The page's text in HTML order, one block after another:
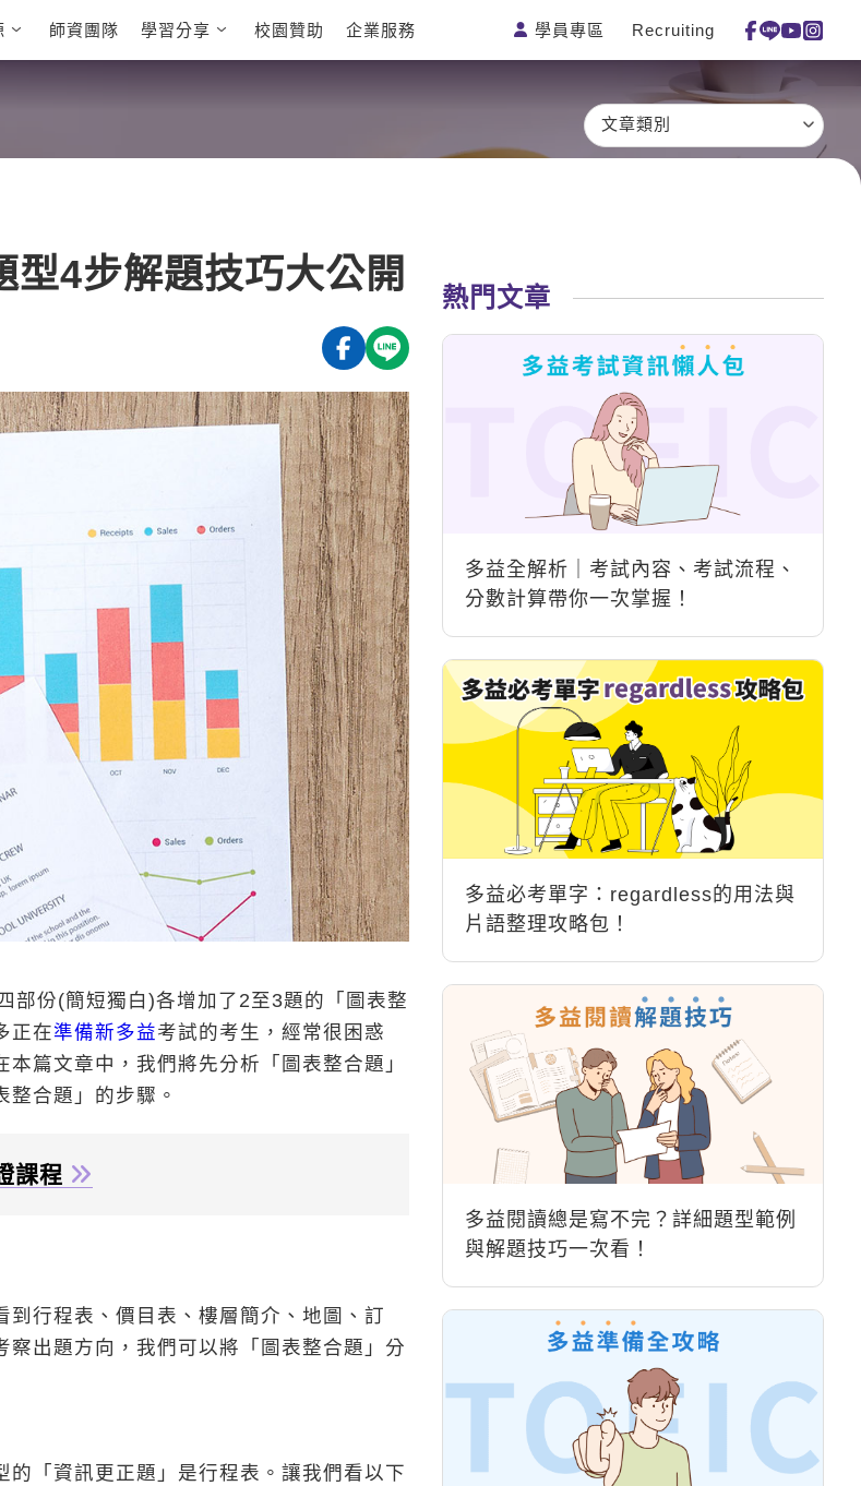
TED Talks
CNN聽力強化
韓語
一對一家教
企業訓練
師資團隊 學習分享 校園贊助 企業服務 學員專區 Recruiting
文章類別
4步解題技巧大公開
部份(簡短獨白)各增加了2至3題的「圖表整
正在準備新多益考試的考生，經常很困惑
篇文章中，我們將先分析「圖表整合題」
合題」的步驟。
課程
行程表、價目表、樓層簡介、地圖、訂
出題方向，我們可以將「圖表整合題」分
的「資訊更正題」是行程表。讓我們看以下
熱門文章
多益全解析｜考試內容、考試流程、
分數計算帶你一次掌握！
多益必考單字：regardless的用法與
片語整理攻略包！
多益閱讀總是寫不完？詳細題型範例
與解題技巧一次看！